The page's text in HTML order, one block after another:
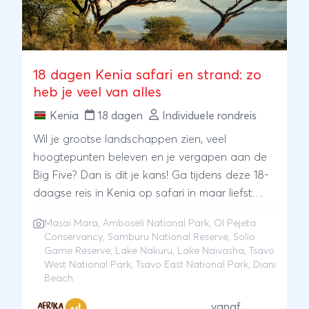
18 dagen Kenia safari en strand: zo
heb je veel van alles
Kenia 18 dagen Individuele rondreis
Wil je grootse landschappen zien, veel
hoogtepunten beleven en je vergapen aan de
Big Five? Dan is dit je kans! Ga tijdens deze 18-
daagse reis in Kenia op safari in maar liefst
je je vakantie eindigt met een paar heerlijke
dagen aan het strand.Als er ooit een kans was
om alle leden van de Big Five te zien, dan is dat
met deze reis. Allereerst ga je naar het Ol’
Pejeta Conservancy dat bekend staat om haar
Masai Mara Amboseli National Park , Ol Pejeta
Conservancy, Samburu National Reserve, Solio
Game Reserve, Lake Nakuru, Lake Naivasha, Tsavo
West National Park, Tsavo East National Park, Diani
Beach
vanaf